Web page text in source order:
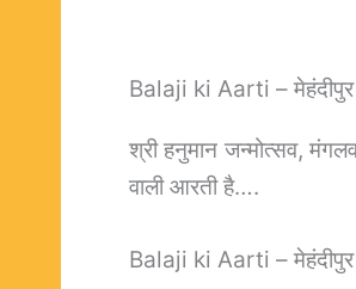
Balaji ki Aarti – मेहंदीपुर
श्री हनुमान जन्मोत्सव,
वाली आरती है….
Balaji ki Aarti – मेहंदीपुर